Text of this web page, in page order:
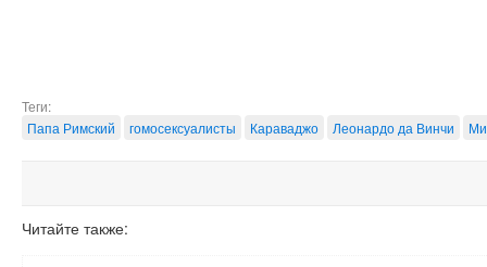
Теги:
Папа Римский
гомосексуалисты Караваджо Леонардо да Винчи
Читайте также: